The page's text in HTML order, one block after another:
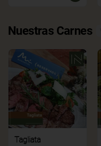
Nuestras Carnes
Tagliata